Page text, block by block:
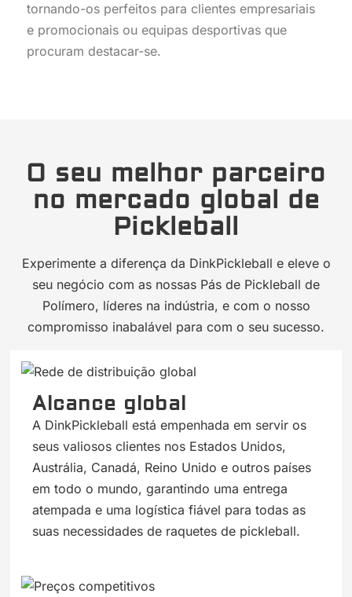
tornando-os perfeitos para clientes empresariais
e promocionais ou equipas desportivas que
procuram destacar-se.
O seu melhor parceiro
no mercado global de
Pickleball
Experimente a diferença da DinkPickleball e eleve o
seu negócio com as nossas Pás de Pickleball de
Polímero, líderes na indústria, e com o nosso
compromisso inabalável para com o seu sucesso.
Alcance global
A DinkPickleball está empenhada em servir os
seus valiosos clientes nos Estados Unidos,
Austrália, Canadá, Reino Unido e outros países
em todo o mundo, garantindo uma entrega
atempada e uma logística fiável para todas as
suas necessidades de raquetes de pickleball.